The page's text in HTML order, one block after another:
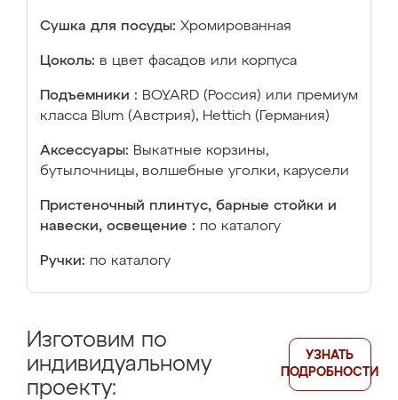
Сушка для посуды: Хромированная
Цоколь: в цвет фасадов или корпуса
Подъемники : BOYARD (Россия) или премиум
класса Blum (Австрия), Hettich (Германия)
Аксессуары: Выкатные корзины,
бутылочницы, волшебные уголки, карусели
Пристеночный плинтус, барные стойки и
навески, освещение : по каталогу
Ручки: по каталогу
Изготовим по
индивидуальному
проекту:
УЗНАТЬ
ПОДРОБНОСТИ